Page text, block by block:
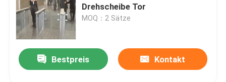
Drehscheibe Tor
MOQ：2 Sätze
Bestpreis Kontakt